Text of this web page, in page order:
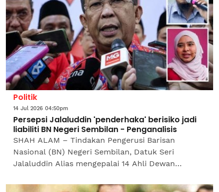
Politik
14 Jul 2026 04:50pm
Persepsi Jalaluddin 'penderhaka' berisiko jadi
liabiliti BN Negeri Sembilan - Penganalisis
SHAH ALAM – Tindakan Pengerusi Barisan
Nasional (BN) Negeri Sembilan, Datuk Seri
Jalaluddin Alias mengepalai 14 Ahli Dewan
sokongan terhadap Menteri Besar Negeri...